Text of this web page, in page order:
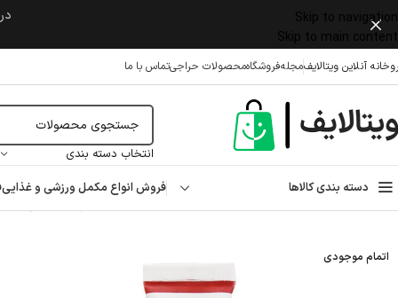
Skip to navigation
Skip to main content
آنلاین ویتالایفمجلهفروشگاهمحصولات حراجیتماس با ما
انتخاب دسته بندی
دسته بندی کالاها فروش انواع مکمل ورزشی و غذایی
اتمام موجودی